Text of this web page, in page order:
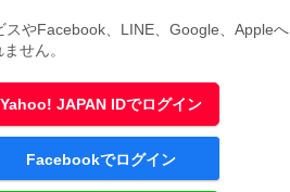
やFacebook、LINE、Google、Appleへ
せん。
Yahoo! JAPAN IDでログイン
Facebookでログイン